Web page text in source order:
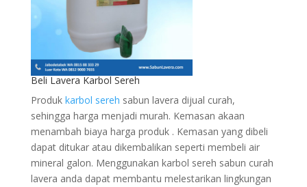
Beli Lavera Karbol Sereh
Produk karbol sereh sabun lavera dijual curah,
sehingga harga menjadi murah. Kemasan akaan
menambah biaya harga produk . Kemasan yang dibeli
dapat ditukar atau dikembalikan seperti membeli air
mineral galon. Menggunakan karbol sereh sabun curah
lavera anda dapat membantu melestarikan lingkungan